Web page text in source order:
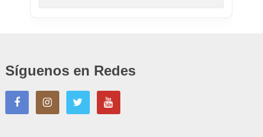
Síguenos en Redes